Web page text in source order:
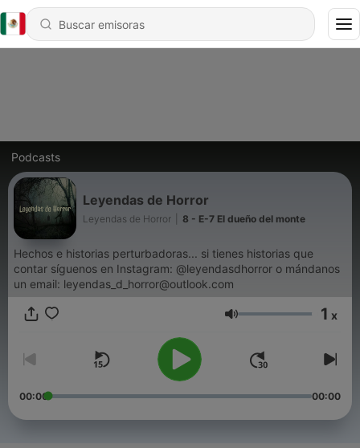
Podcasts
Leyendas de Horror
Leyendas de Horror 8 - E-7 El dueño del monte
Hechos e historias perturbadoras... si tienes historias que
contar síguenos en Instagram: @leyendasdhorror o mándanos
un email: leyendas_d_horror@outlook.com
Volumen 1 x
00:00 00:00